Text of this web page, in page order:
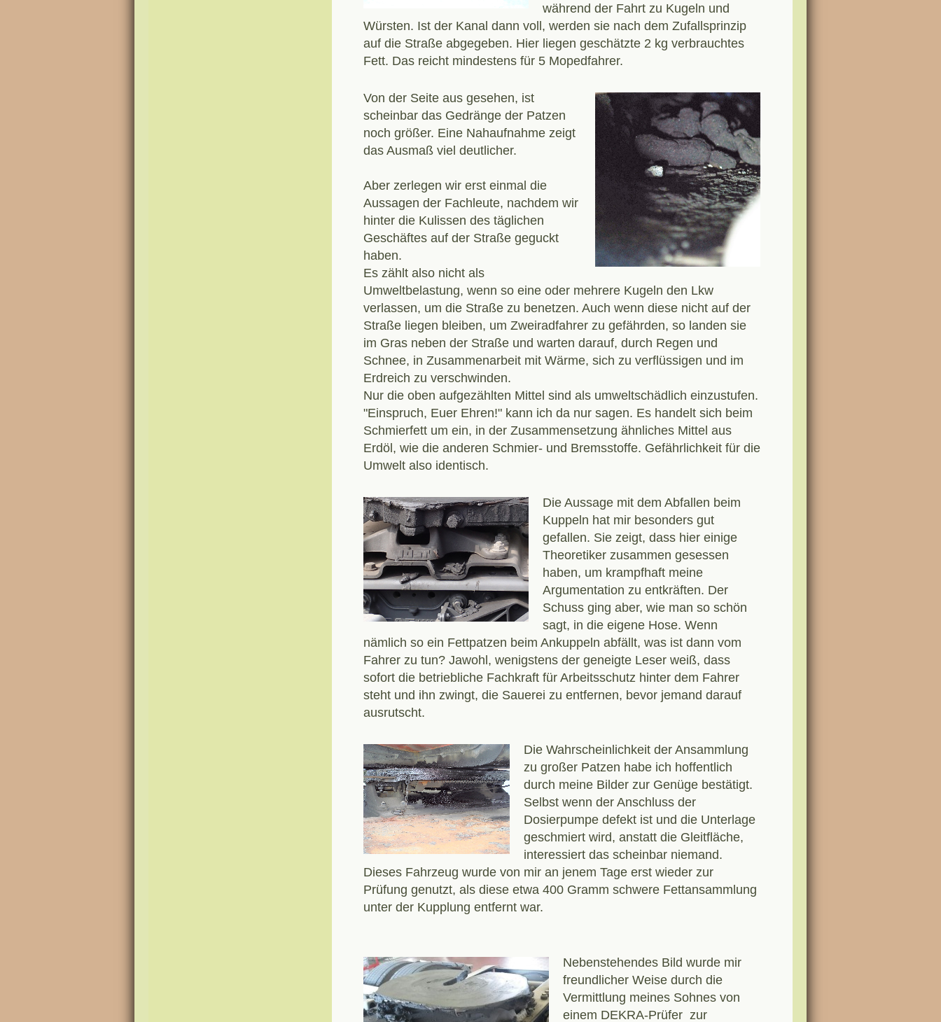
während der Fahrt zu Kugeln und
Würsten. Ist der Kanal dann voll, werden sie nach dem Zufallsprinzip
auf die Straße abgegeben. Hier liegen geschätzte 2 kg verbrauchtes
Fett. Das reicht mindestens für 5 Mopedfahrer.
Von der Seite aus gesehen, ist
scheinbar das Gedränge der Patzen
noch größer. Eine Nahaufnahme zeigt
das Ausmaß viel deutlicher.
Aber zerlegen wir erst einmal die
Aussagen der Fachleute, nachdem wir
hinter die Kulissen des täglichen
Geschäftes auf der Straße geguckt
haben.
Es zählt also nicht als
Umweltbelastung, wenn so eine oder mehrere Kugeln den Lkw
verlassen, um die Straße zu benetzen. Auch wenn diese nicht auf der
Straße liegen bleiben, um Zweiradfahrer zu gefährden, so landen sie
im Gras neben der Straße und warten darauf, durch Regen und
Schnee, in Zusammenarbeit mit Wärme, sich zu verflüssigen und im
Erdreich zu verschwinden.
Nur die oben aufgezählten Mittel sind als umweltschädlich einzustufen.
"Einspruch, Euer Ehren!" kann ich da nur sagen. Es handelt sich beim
Schmierfett um ein, in der Zusammensetzung ähnliches Mittel aus
Erdöl, wie die anderen Schmier- und Bremsstoffe. Gefährlichkeit für die
Umwelt also identisch.
Die Aussage mit dem Abfallen beim
Kuppeln hat mir besonders gut
gefallen. Sie zeigt, dass hier einige
Theoretiker zusammen gesessen
haben, um krampfhaft meine
Argumentation zu entkräften. Der
Schuss ging aber, wie man so schön
sagt, in die eigene Hose. Wenn
nämlich so ein Fettpatzen beim Ankuppeln abfällt, was ist dann vom
Fahrer zu tun? Jawohl, wenigstens der geneigte Leser weiß, dass
sofort die betriebliche Fachkraft für Arbeitsschutz hinter dem Fahrer
steht und ihn zwingt, die Sauerei zu entfernen, bevor jemand darauf
ausrutscht.
Die Wahrscheinlichkeit der Ansammlung
zu großer Patzen habe ich hoffentlich
durch meine Bilder zur Genüge bestätigt.
Selbst wenn der Anschluss der
Dosierpumpe defekt ist und die Unterlage
geschmiert wird, anstatt die Gleitfläche,
interessiert das scheinbar niemand.
Dieses Fahrzeug wurde von mir an jenem Tage erst wieder zur
Prüfung genutzt, als diese etwa 400 Gramm schwere Fettansammlung
unter der Kupplung entfernt war.
Nebenstehendes Bild wurde mir
freundlicher Weise durch die
Vermittlung meines Sohnes von
einem DEKRA-Prüfer zur